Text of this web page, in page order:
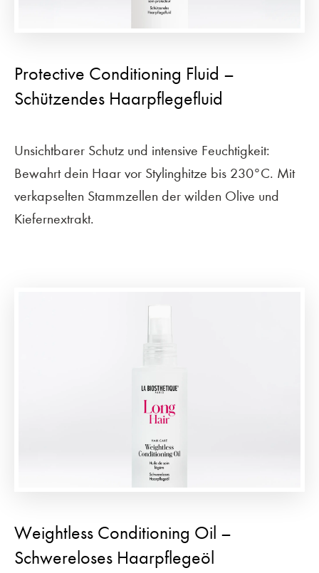
Protective Conditioning Fluid –
Schützendes Haarpflegefluid
Unsichtbarer Schutz und intensive Feuchtigkeit:
Bewahrt dein Haar vor Stylinghitze bis 230°C. Mit
verkapselten Stammzellen der wilden Olive und
Kiefernextrakt.
Weightless Conditioning Oil –
Schwereloses Haarpflegeöl